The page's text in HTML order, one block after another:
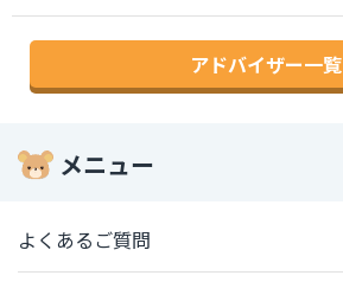
アドバイザー一覧
メニュー
よくあるご質問